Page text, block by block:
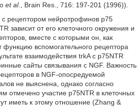
et al., Brain Res., 716: 197-201 (1996)).
с рецептором нейротрофинов p75
зависит от его клеточного окружения и
вместе с которыми он, как
функцию вспомогательного рецептора
взаимодействия trkA с p75NTR
сайты связывания с NGF. Важность
в NGF-опосредуемой
не выяснена, однако согласно
отмечено участие p75NTR в клеточных
иметь к этому отношение (Zhang &